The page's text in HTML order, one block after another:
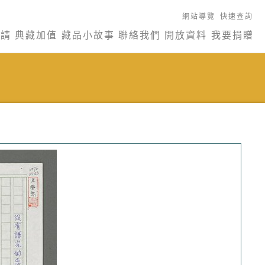
網站導覽 快速查詢
典藏加值 藏品小故事 聯絡我們 開放資料 我要捐贈